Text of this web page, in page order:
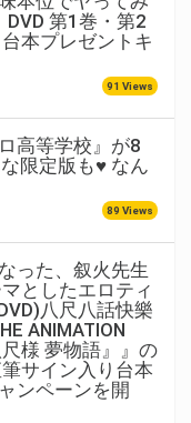
DVD 第1巻・第2
本プレゼントキ
91 Views
高等学校』が8
限定版も♥ なん
89 Views
った、叙火先生
としたエロティ
八尺八話快樂
ANIMATION
様 夢物語』』の
サイン入り台本
ンペーンを開